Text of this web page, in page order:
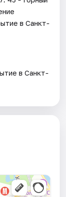
в Санкт-
в Санкт-